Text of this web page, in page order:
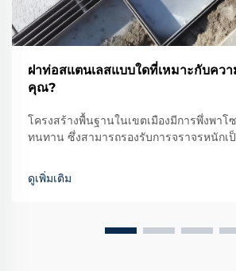
ฝาท่อสแตนเลสแบบใดที่เหมาะกับคว
คุณ?
โครงสร้างพื้นฐานในเขตเมืองมีการพึ่งพาโ
ทนทาน ซึ่งสามารถรองรับการจราจรหนักเ
วัสดุต่างๆ ที่ใช้ทำฝาท่อระบายน้ำ ฝาสเตนเ
ทางเลือกหนึ่งที่โดดเด่น
ดูเพิ่มเติม